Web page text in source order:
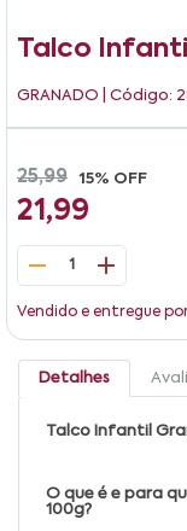
Talco
GRANADO | Código:
25,99 15% OFF
21,99
1
Vendido e entregue
Detalhes
Talco Infantil
O que é e para
100g?